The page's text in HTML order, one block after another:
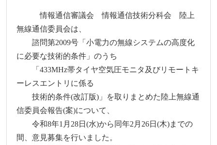
情報通信審議会 情報通信技術分科会 陸上
無線通信委員会は、
諮問第2009号「小電力の無線システムの高度化
に必要な技術的条件」のうち
「433MHz帯タイヤ空気圧モニタ及びリモートキ
ーレスエントリに係る
技術的条件(改訂版)」を取りまとめた陸上無線通
信委員会報告(案)について、
令和8年1月28日(水)から同年2月26日(木)までの
間、意見募集を行いました。